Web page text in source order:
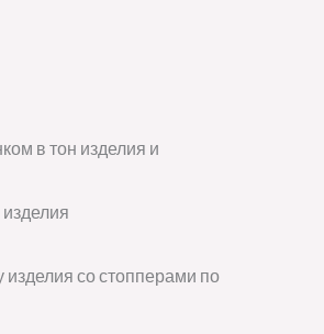
в тон изделия и
изделия со стопперами по